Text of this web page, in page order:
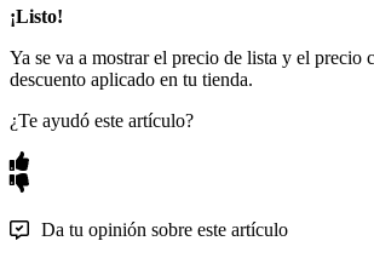
¡Listo!
Ya se va a mostrar el precio de lista y el precio
descuento aplicado en tu tienda.
¿Te ayudó este artículo?
Da tu opinión sobre este artículo